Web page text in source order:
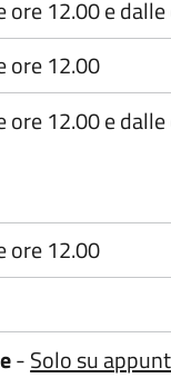
ore 12.00 e
ore 12.00
ore 12.00 e
ore 12.00
-Solo su